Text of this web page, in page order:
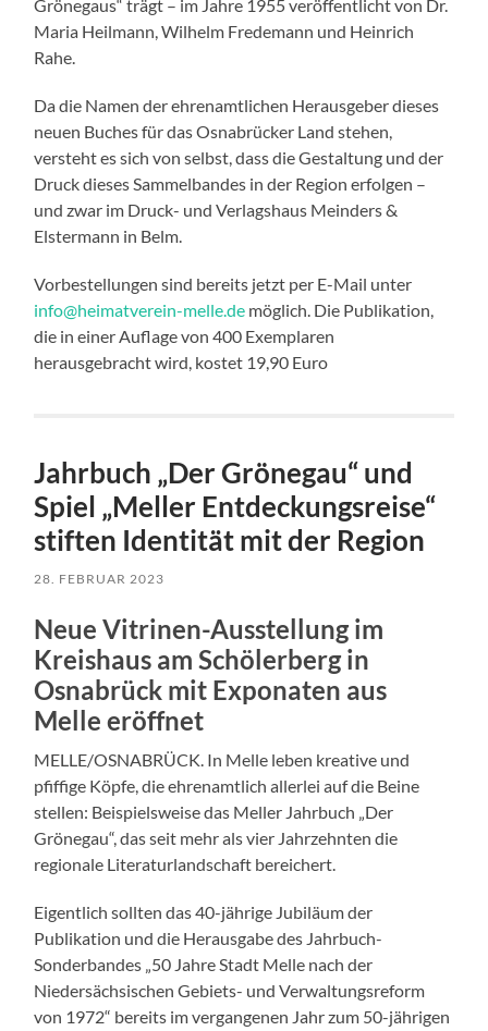
Grönegaus“ trägt – im Jahre 1955 veröffentlicht von Dr.
Maria Heilmann, Wilhelm Fredemann und Heinrich
Rahe.
Da die Namen der ehrenamtlichen Herausgeber dieses
neuen Buches für das Osnabrücker Land stehen,
versteht es sich von selbst, dass die Gestaltung und der
Druck dieses Sammelbandes in der Region erfolgen –
und zwar im Druck- und Verlagshaus Meinders &
Elstermann in Belm.
Vorbestellungen sind bereits jetzt per E-Mail unter
info@heimatverein-melle.de möglich. Die Publikation,
die in einer Auflage von 400 Exemplaren
herausgebracht wird, kostet 19,90 Euro
Jahrbuch „Der Grönegau“ und
Spiel „Meller Entdeckungsreise“
stiften Identität mit der Region
28. FEBRUAR 2023
Neue Vitrinen-Ausstellung im
Kreishaus am Schölerberg in
Osnabrück mit Exponaten aus
Melle eröffnet
MELLE/OSNABRÜCK. In Melle leben kreative und
pfiffige Köpfe, die ehrenamtlich allerlei auf die Beine
stellen: Beispielsweise das Meller Jahrbuch „Der
Grönegau“, das seit mehr als vier Jahrzehnten die
regionale Literaturlandschaft bereichert.
Eigentlich sollten das 40-jährige Jubiläum der
Publikation und die Herausgabe des Jahrbuch-
Sonderbandes „50 Jahre Stadt Melle nach der
Niedersächsischen Gebiets- und Verwaltungsreform
von 1972“ bereits im vergangenen Jahr zum 50-jährigen